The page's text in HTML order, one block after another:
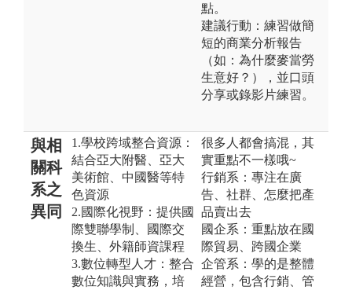
點。
建議行動：練習做簡
短的商業分析報告
（如：為什麼麥當勞
生意好？），並口頭
分享或錄影片練習。
與相
關科
系之
異同
1.學校跨域整合資源：
結合亞大附醫、亞大
美術館、中國醫等特
色資源
2.國際化視野：提供國
際雙聯學制、國際交
換生、外籍師資課程
3.數位轉型人才：整合
數位知識與實務，培
很多人都會搞混，其
實重點不一樣哦~
行銷系：專注在廣
告、社群、怎麼把產
品賣出去
國企系：重點放在國
際貿易、跨國企業
企管系：學的是整體
經營，包含行銷、管